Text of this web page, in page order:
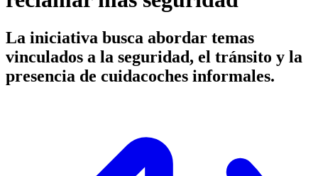
La iniciativa busca abordar temas
vinculados a la seguridad, el tránsito y la
presencia de cuidacoches informales.